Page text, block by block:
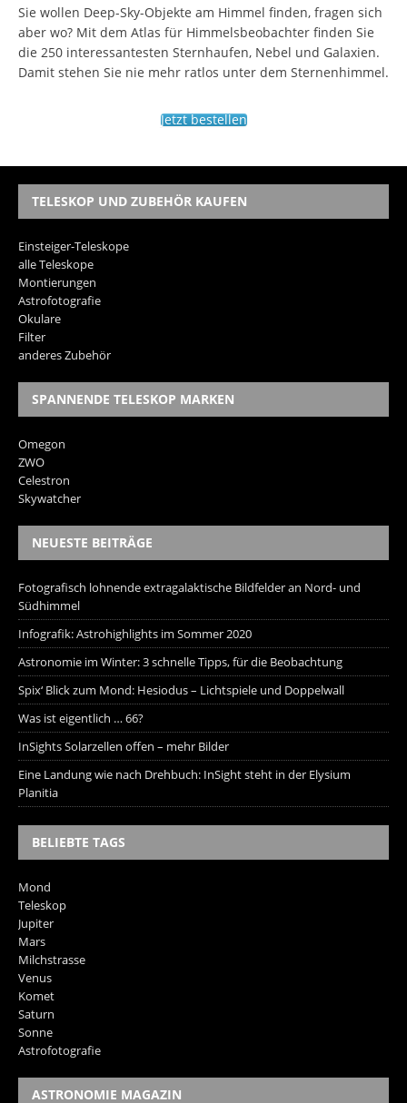
Sie wollen Deep-Sky-Objekte am Himmel finden, fragen sich
aber wo? Mit dem Atlas für Himmelsbeobachter finden Sie
die 250 interessantesten Sternhaufen, Nebel und Galaxien.
Damit stehen Sie nie mehr ratlos unter dem Sternenhimmel.
Jetzt bestellen
TELESKOP UND ZUBEHÖR KAUFEN
Einsteiger-Teleskope
alle Teleskope
Montierungen
Astrofotografie
Okulare
Filter
anderes Zubehör
SPANNENDE TELESKOP MARKEN
Omegon
ZWO
Celestron
Skywatcher
NEUESTE BEITRÄGE
Fotografisch lohnende extragalaktische Bildfelder an Nord- und
Südhimmel
Infografik: Astrohighlights im Sommer 2020
Astronomie im Winter: 3 schnelle Tipps, für die Beobachtung
Spix‘ Blick zum Mond: Hesiodus – Lichtspiele und Doppelwall
Was ist eigentlich … 66?
InSights Solarzellen offen – mehr Bilder
Eine Landung wie nach Drehbuch: InSight steht in der Elysium
Planitia
BELIEBTE TAGS
Mond
Teleskop
Jupiter
Mars
Milchstrasse
Venus
Komet
Saturn
Sonne
Astrofotografie
ASTRONOMIE MAGAZIN